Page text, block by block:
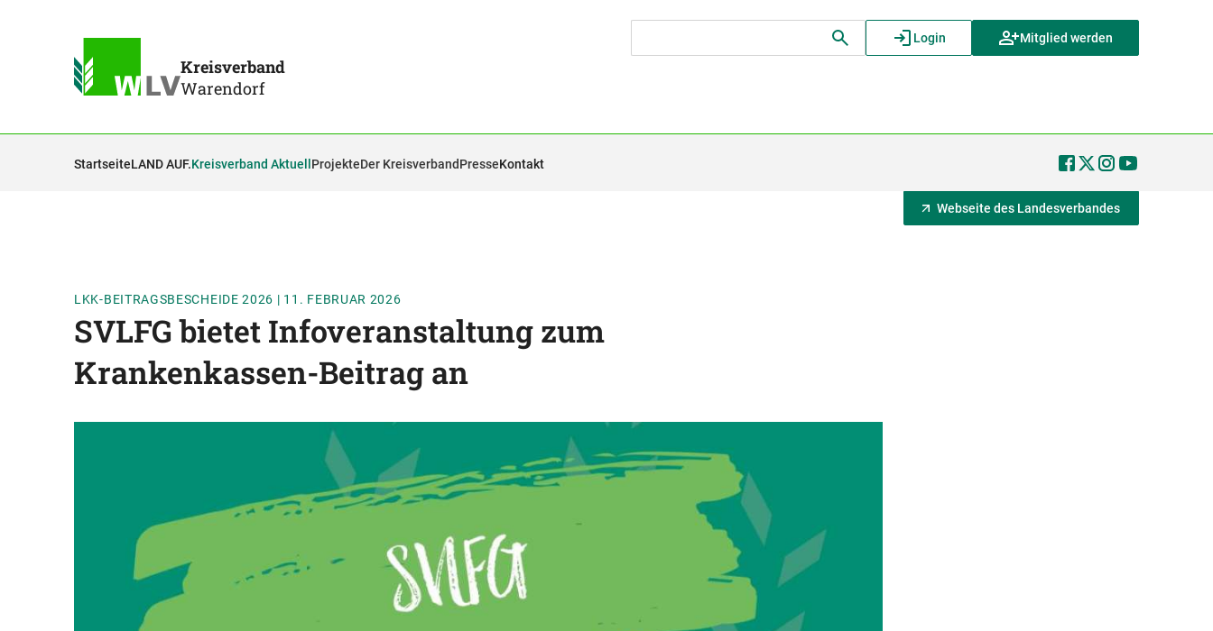
Kreisverband
Warendorf
Login Mitglied werden
StartseiteLAND AUF.Kreisverband Aktuell ProjekteDer KreisverbandPresseKontakt
Webseite des Landesverbandes
LKK-BEITRAGSBESCHEIDE 2026 | 11. FEBRUAR 2026
SVLFG bietet Infoveranstaltung zum
Krankenkassen-Beitrag an